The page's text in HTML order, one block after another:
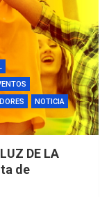
NOTICIA
DE LA
de